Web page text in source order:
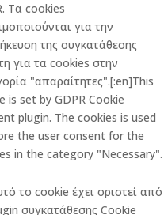
Τα cookies
για την
της συγκατάθεσης
για τα cookies στην
"απαραίτητες".[:en]This
is set by GDPR Cookie
plugin. The cookies is used
the user consent for the
in the category "Necessary".
το cookie έχει οριστεί από
συγκατάθεσης Cookie